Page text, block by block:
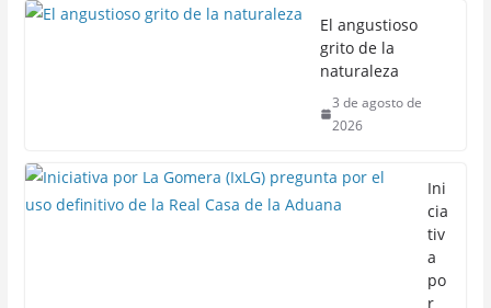
El angustioso
grito de la
naturaleza
3 de agosto de
2026
Ini
cia
tiv
a
po
r